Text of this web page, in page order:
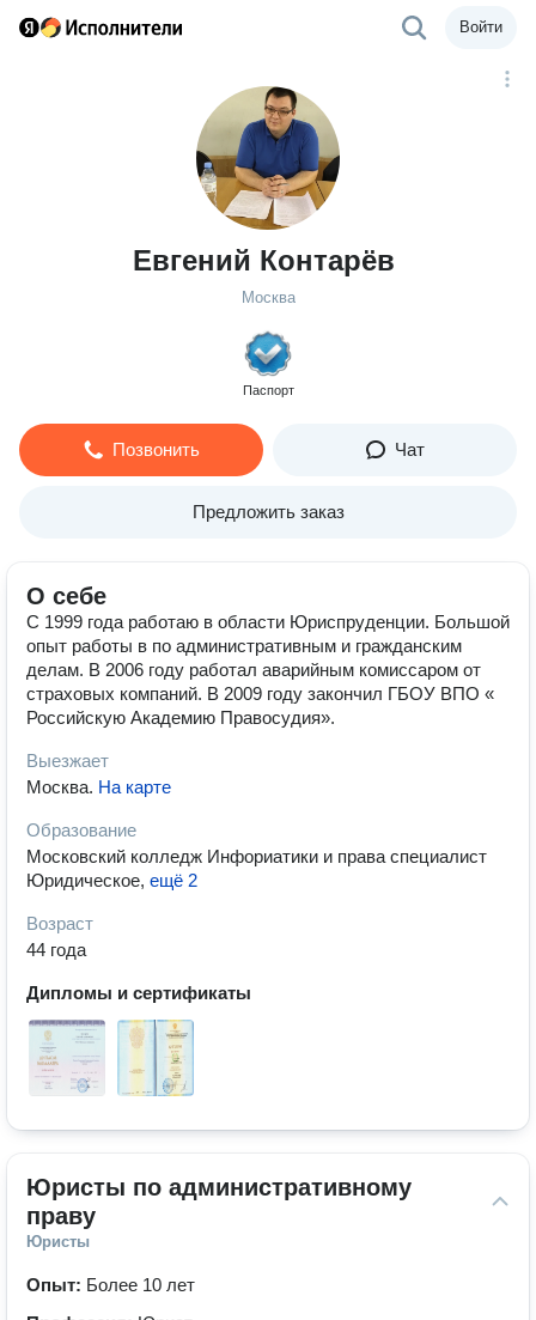
Войти
Евгений Контарёв
Москва
Паспорт
Позвонить Чат
Предложить заказ
О себе
С 1999 года работаю в области Юриспруденции. Большой
опыт работы в по административным и гражданским
делам. В 2006 году работал аварийным комиссаром от
страховых компаний. В 2009 году закончил ГБОУ ВПО «
Российскую Академию Правосудия».
Выезжает
Москва. На карте
Образование
Московский колледж Инфориатики и права специалист
Юридическое, ещё 2
Возраст
44 года
Дипломы и сертификаты
Юристы по административному
праву
Юристы
Опыт: Более 10 лет